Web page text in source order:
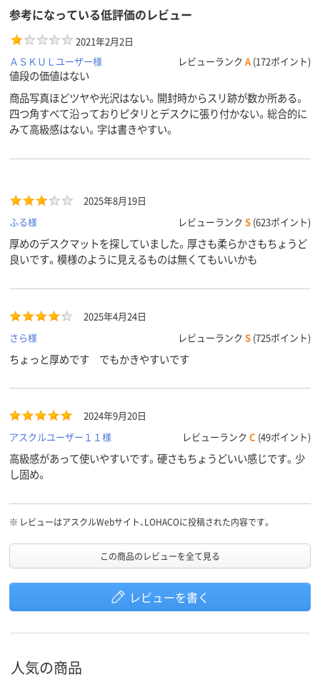
参考になっている低評価のレビュー
2021年2月2日
ＡＳＫＵＬユーザー様
レビューランク A (172ポイント)
値段の価値はない
商品写真ほどツヤや光沢はない。開封時からスリ跡が数か所ある。
四つ角すべて沿っておりピタリとデスクに張り付かない。総合的に
みて高級感はない。字は書きやすい。
2025年8月19日
ふる様
レビューランク S (623ポイント)
厚めのデスクマットを探していました。厚さも柔らかさもちょうど
良いです。模様のように見えるものは無くてもいいかも
2025年4月24日
さら様
レビューランク S (725ポイント)
ちょっと厚めです でもかきやすいです
2024年9月20日
アスクルユーザー１１様
レビューランク C (49ポイント)
高級感があって使いやすいです。硬さもちょうどいい感じです。少
し固め。
※ レビューはアスクルWebサイト、LOHACOに投稿された内容です。
この商品のレビューを全て見る
レビューを書く
人気の商品